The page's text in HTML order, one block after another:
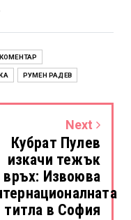
КОМЕНТАР
РУМЕН РАДЕВ
Next
Кубрат Пулев
изкачи тежък
връх: Извоюва
титла в София